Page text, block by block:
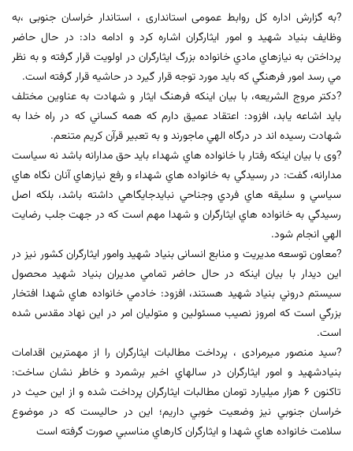
?به گزارش اداره کل روابط عمومی استانداری ، استاندار خراسان جنوبی ،به
وظايف بنياد شهيد و امور ايثارگران اشاره کرد و ادامه داد: در حال حاضر
پرداختن به نيازهاي مادي خانواده بزرگ ايثارگران در اولويت قرار گرفته و به نظر
مي رسد امور فرهنگي که بايد مورد توجه قرار گيرد در حاشيه قرار گرفته است.
?دکتر مروج الشریعه، با بیان اینکه فرهنگ ايثار و شهادت به عناوين مختلف
بايد اشاعه يابد، افزود: اعتقاد عميق دارم که همه كساني كه در راه خدا به
شهادت رسيده اند در درگاه الهي ماجورند و به تعبير قرآن كريم متنعم.
?وی با بیان اینکه رفتار با خانواده هاي شهداء بايد حق مدارانه باشد نه سياست
مدارانه، گفت: در رسيدگي به خانواده هاي شهداء و رفع نيازهاي آنان نگاه هاي
سياسي و سليقه هاي فردي وجناحي نبايدجايگاهي داشته باشد، بلکه اصل
رسيدگي به خانواده هاي ايثارگران و شهدا مهم است که در جهت جلب رضايت
الهي انجام شود.
?معاون توسعه مدیریت و منابع انسانی بنياد شهيد وامور ايثارگران کشور نيز در
اين ديدار با بيان اينکه در حال حاضر تمامي مديران بنياد شهيد محصول
سيستم دروني بنياد شهيد هستند، افزود: خادمي خانواده هاي شهدا افتخار
بزرگي است که امروز نصيب مسئولين و متوليان امر در اين نهاد مقدس شده
است.
?سید منصور میرمرادی ، پرداخت مطالبات ايثارگران را از مهمترين اقدامات
بنيادشهيد و امور ايثارگران در سالهاي اخير برشمرد و خاطر نشان ساخت:
تاکنون ۶ هزار ميليارد تومان مطالبات ايثارگران پرداخت شده و از اين حيث در
خراسان جنوبي نيز وضعيت خوبي داريم؛ اين در حاليست که در موضوع
سلامت خانواده هاي شهدا و ايثارگران کارهاي مناسبي صورت گرفته است